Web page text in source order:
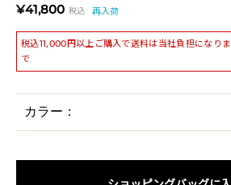
¥41,800 税込 再入荷
税込11,000円以上ご購入で送料は当社負担になり
で
カラー：